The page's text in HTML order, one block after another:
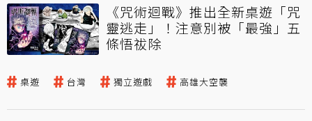
《咒術迴戰》推出全新桌遊「咒
靈逃走」！注意別被「最強」五
條悟祓除
桌遊 台灣 獨立遊戲 高雄大空襲